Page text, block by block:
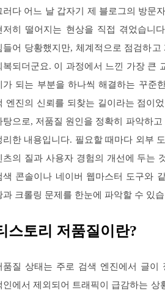
러다 어느 날 갑자기 제 블로그의 방문
저히 떨어지는 현상을 직접 겪었습니
들어 당황했지만, 체계적으로 점검하고
복되더군요. 이 과정에서 느낀 가장 큰
가 되는 부분을 하나씩 해결하는 꾸준
엔진의 신뢰를 되찾는 길이라는 점이
탕으로, 저품질 원인을 정확히 파악하
리한 내용입니다. 필요할 때마다 외부
츠의 질과 사용자 경험의 개선에 두는
색 콘솔이나 네이버 웹마스터 도구와
과 크롤링 문제를 한눈에 파악할 수 있
스토리 저품질이란?
품질 상태는 주로 검색 엔진에서 글이
인에서 제외되어 트래픽이 급감하는 상